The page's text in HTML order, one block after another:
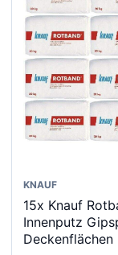
KNAUF
15x Knauf
Innenputz
Deckenflächen